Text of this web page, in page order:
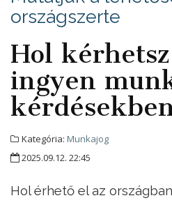
országszerte
Hol
ingyen
Kategória: Munkajog
2025.09.12. 22:45
Hol érhető el az